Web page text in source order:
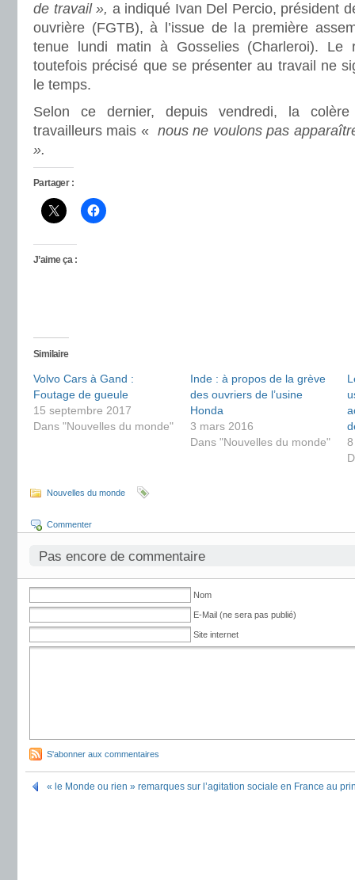
de travail », a indiqué Ivan Del Percio, président
ouvrière (FGTB), à l’issue de la première
tenue lundi matin à Gosselies (Charleroi). Le
toutefois précisé que se présenter au travail ne
le temps.
Selon ce dernier, depuis vendredi, la
travailleurs mais « nous ne voulons pas
».
Partager :
J’aime ça :
Similaire
Volvo Cars à Gand :
Foutage de gueule
15 septembre 2017
Dans "Nouvelles du monde"
Inde : à propos de la grève
des ouvriers de l’usine
Honda
3 mars 2016
Dans "Nouvelles du monde"
Nouvelles du monde
Commenter
Pas encore de commentaire
Nom
E-Mail (ne sera pas publié)
Site internet
S'abonner aux commentaires
« le Monde ou rien » remarques sur l’agitation sociale en France au